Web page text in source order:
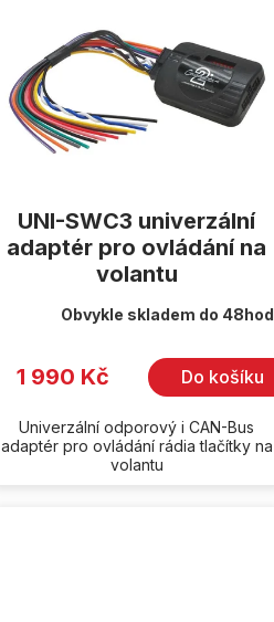
UNI-SWC3 univerzální
adaptér pro ovládání na
volantu
Obvykle skladem do 48hod
1 990 Kč Do košíku
Univerzální odporový i CAN-Bus
adaptér pro ovládání rádia tlačítky na
volantu